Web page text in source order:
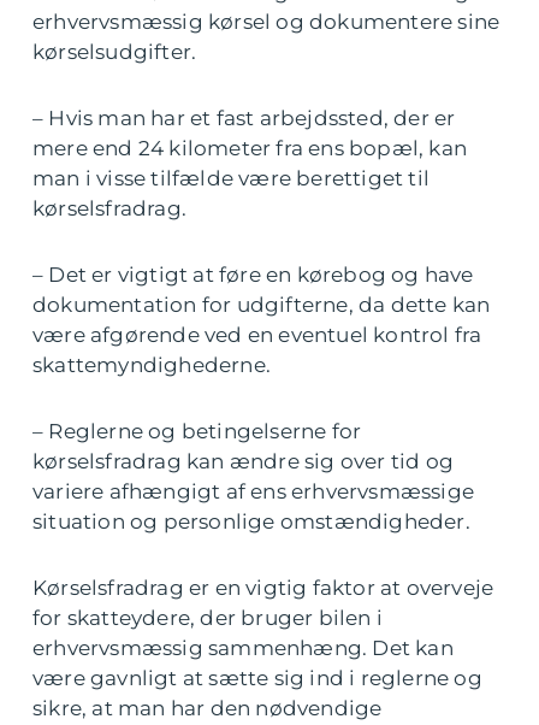
erhvervsmæssig kørsel og dokumentere sine
kørselsudgifter.
– Hvis man har et fast arbejdssted, der er
mere end 24 kilometer fra ens bopæl, kan
man i visse tilfælde være berettiget til
kørselsfradrag.
– Det er vigtigt at føre en kørebog og have
dokumentation for udgifterne, da dette kan
være afgørende ved en eventuel kontrol fra
skattemyndighederne.
– Reglerne og betingelserne for
kørselsfradrag kan ændre sig over tid og
variere afhængigt af ens erhvervsmæssige
situation og personlige omstændigheder.
Kørselsfradrag er en vigtig faktor at overveje
for skatteydere, der bruger bilen i
erhvervsmæssig sammenhæng. Det kan
være gavnligt at sætte sig ind i reglerne og
sikre, at man har den nødvendige